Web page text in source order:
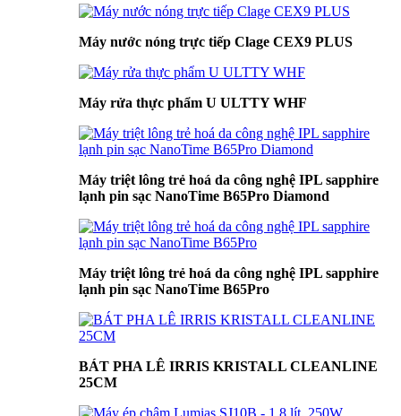
Máy nước nóng trực tiếp Clage CEX9 PLUS
Máy rửa thực phẩm U ULTTY WHF
Máy triệt lông trẻ hoá da công nghệ IPL sapphire
lạnh pin sạc NanoTime B65Pro Diamond
Máy triệt lông trẻ hoá da công nghệ IPL sapphire
lạnh pin sạc NanoTime B65Pro
BÁT PHA LÊ IRRIS KRISTALL CLEANLINE
25CM